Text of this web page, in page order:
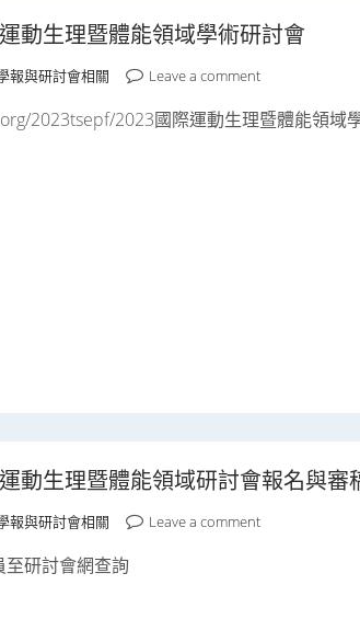
動生理暨體能領域學術研討會
報與研討會相關 Leave a comment
2023tsepf/2023國際運動生理暨體能領域
動生理暨體能領域研討會報名與審
報與研討會相關 Leave a comment
研討會網查詢